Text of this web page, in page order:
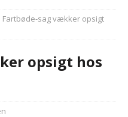
Fartbøde-sag vækker opsigt
opsigt hos